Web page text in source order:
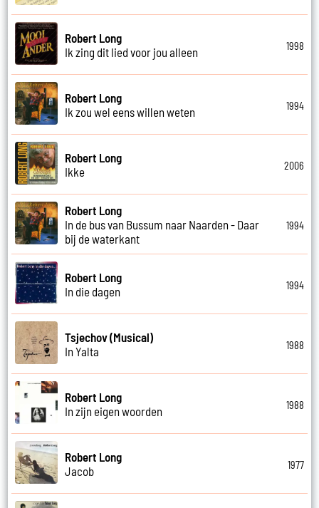
Robert Long
Ik zing dit lied voor jou alleen
1998
Robert Long
Ik zou wel eens willen weten
1994
Robert Long
Ikke
2006
Robert Long
In de bus van Bussum naar Naarden - Daar
bij de waterkant
1994
Robert Long
In die dagen
1994
Tsjechov (Musical)
In Yalta
1988
Robert Long
In zijn eigen woorden
1988
Robert Long
Jacob
1977